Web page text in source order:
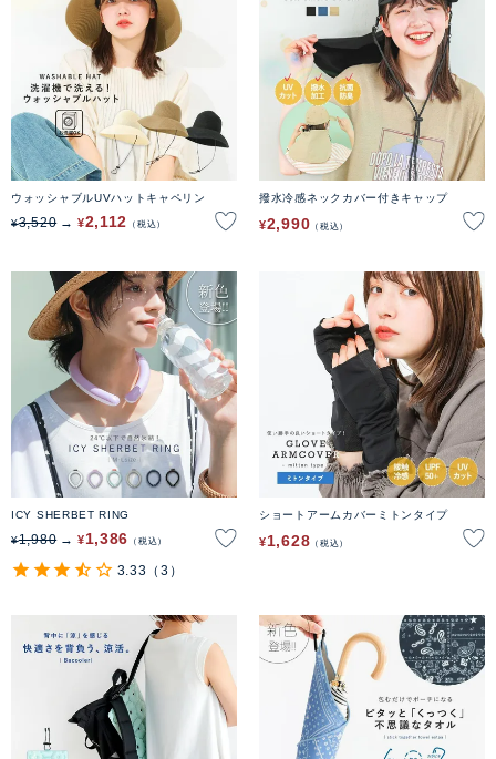
ウォッシャブルUVハットキャペリン
¥3,520 ¥2,112 税込
撥水冷感ネックカバー付きキャップ
¥2,990 税込
ICY SHERBET RING
¥1,980 ¥1,386 税込
3.33 （3）
ショートアームカバーミトンタイプ
¥1,628 税込